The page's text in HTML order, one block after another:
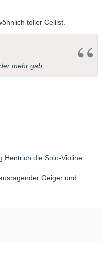
toller Cellist.
mehr gab:
Hentrich die Solo-Violine
Geiger und